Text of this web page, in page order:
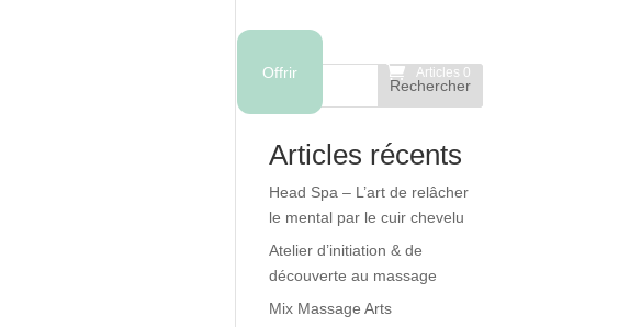
Offrir Articles 0
Rechercher
Articles récents
Head Spa – L’art de relâcher
le mental par le cuir chevelu
Atelier d’initiation & de
découverte au massage
Mix Massage Arts